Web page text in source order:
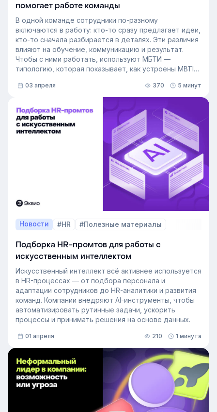
помогает работе команды
В одной команде сотрудники по-разному
включаются в работу: кто-то сразу предлагает идеи,
кто-то сначала разбирается в деталях. Эти различия
влияют на обучение, коммуникацию и результат.
Чтобы с ними работать, используют МБТИ —
типологию, которая показывает, как устроены MBTI
это тестирование применяют в бизнесе и какую
пользу он даёт в управлении персоналом.
03 апреля 370 5 минут
Новости #HR #Полезные материалы
Подборка HR-промтов для работы с
искусственным интеллектом
Искусственный интеллект всё активнее используется
в HR-процессах — от подбора персонала и
адаптации сотрудников до HR-аналитики и развития
команд. Компании внедряют AI-инструменты, чтобы
автоматизировать рутинные задачи, ускорить
процессы и принимать решения на основе данных.
01 апреля 210 1 минута